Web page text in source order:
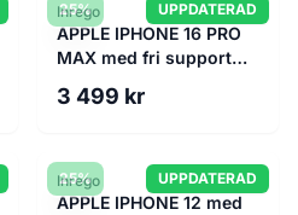
UPPDATERAD
25%
Inrego
APPLE IPHONE 16 PRO
MAX med fri support
3 499 kr
UPPDATERAD
25%
Inrego
APPLE IPHONE 12 med